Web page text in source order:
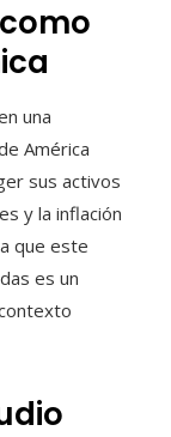
una
América
sus activos
y la inflación
que este
es un